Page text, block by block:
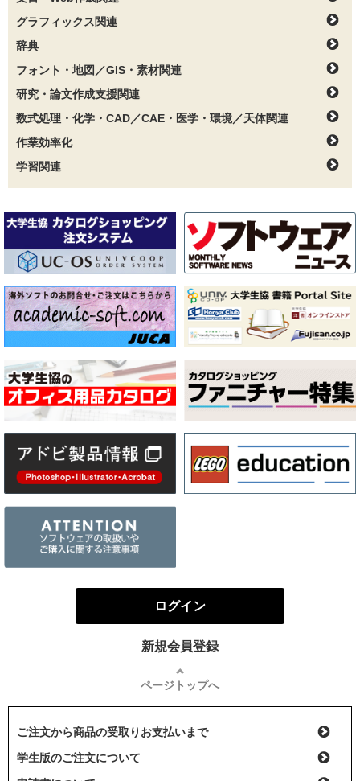
グラフィックス関連
辞典
フォント・地図／GIS・素材関連
研究・論文作成支援関連
数式処理・化学・CAD／CAE・医学・環境／天体関連
作業効率化
学習関連
ログイン
新規会員登録
ページトップへ
ご注文から商品の受取りお支払いまで
学生版のご注文について